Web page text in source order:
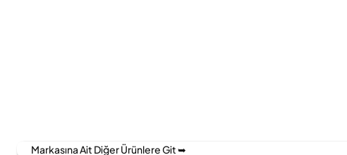
Markasına Ait Diğer Ürünlere Git ➥